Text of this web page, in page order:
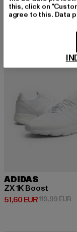
ADIDAS
ZX 1K Boost
51,60 EUR
Derzeitiger Preis:
119,99 EUR
this, click on
agree to this. Data